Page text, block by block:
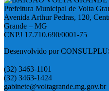
Prefeitura Municipal de Volta
Avenida Arthur Pedras, 120,
Grande – MG
CNPJ 17.710.690/0001-75
Desenvolvido por
(32) 3463-1101
(32) 3463-1424
gabinete@voltagrande.mg.gov.br